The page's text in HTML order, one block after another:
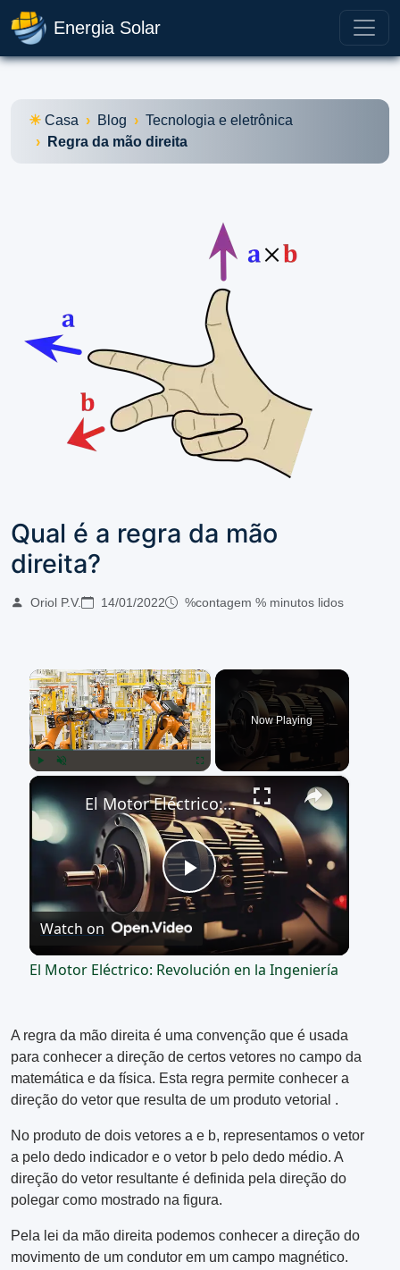
Energia Solar
Casa Blog
Tecnologia e eletrônica
Regra da mão direita
Qual é a regra da mão
direita?
Oriol P.V. 14/01/2022 %contagem % minutos lidos
×
Now Playing
×
Play
Video
El Motor Eléctrico: Revolución en la Ingeniería
Watch on
El Motor Eléctrico: Revolución en la Ingeniería
A regra da mão direita é uma convenção que é usada
para conhecer a direção de certos vetores no campo da
matemática e da física. Esta regra permite conhecer a
direção do vetor que resulta de um produto vetorial .
No produto de dois vetores a e b, representamos o vetor
a pelo dedo indicador e o vetor b pelo dedo médio. A
direção do vetor resultante é definida pela direção do
polegar como mostrado na figura.
Pela lei da mão direita podemos conhecer a direção do
movimento de um condutor em um campo magnético.